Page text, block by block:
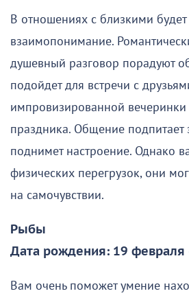
В отношениях с близкими будет
взаимопонимание.
душевный разговор порадуют
подойдет для встречи с
импровизированной
праздника. Общение подпитает
поднимет настроение. Однако
физических перегрузок, они
на самочувствии.
Рыбы
Дата рождения: 19 февраля
Вам очень поможет умение